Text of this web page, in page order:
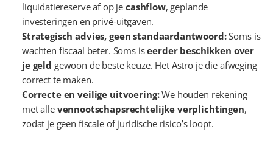
liquidatiereserve af op je cashflow, geplande
investeringen en privé-uitgaven.
Strategisch advies, geen standaardantwoord: Soms is
wachten fiscaal beter. Soms is eerder beschikken over
je geld gewoon de beste keuze. Het Astro je die afweging
correct te maken.
Correcte en veilige uitvoering: We houden rekening
met alle vennootschapsrechtelijke verplichtingen,
zodat je geen fiscale of juridische risico’s loopt.